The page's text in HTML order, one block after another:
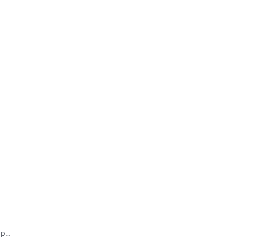
Guebwiller : percement, élargissement, alignement, suppression de rues et places